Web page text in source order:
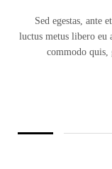
Sed egestas, ante
luctus metus libero eu
commodo quis,